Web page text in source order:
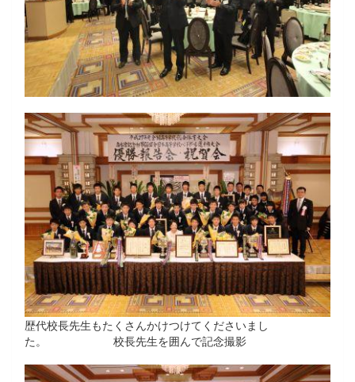
歴代校長先生もたくさんかけつけてくださいまし
た。 校長先生を囲んで記念撮影